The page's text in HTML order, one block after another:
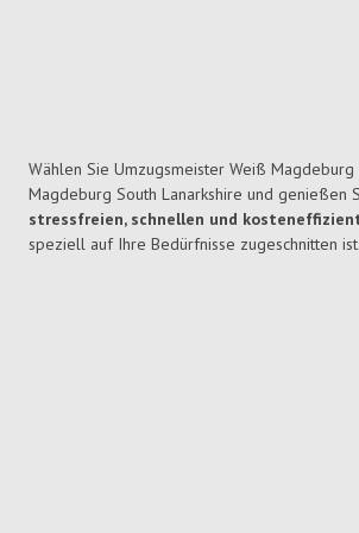
Wählen Sie Umzugsmeister Weiß
Magdeburg South Lanarkshire und genießen
stressfreien, schnellen und
speziell auf Ihre Bedürfnisse zugeschnitten ist.